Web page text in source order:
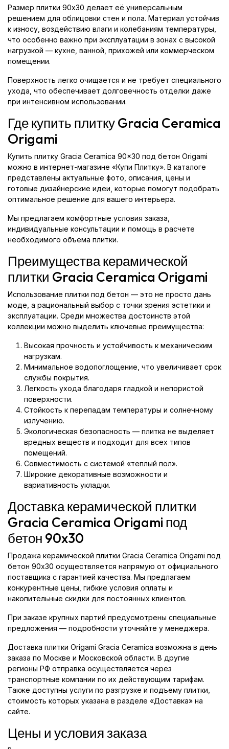
Размер плитки 90x30 делает её универсальным
решением для облицовки стен и пола. Материал устойчив
к износу, воздействию влаги и колебаниям температуры,
что особенно важно при эксплуатации в зонах с высокой
нагрузкой — кухне, ванной, прихожей или коммерческом
помещении.
Поверхность легко очищается и не требует специального
ухода, что обеспечивает долговечность отделки даже
при интенсивном использовании.
Где купить плитку Gracia Ceramica
Origami
Купить плитку Gracia Ceramica 90x30 под бетон Origami
можно в интернет-магазине «Купи Плитку». В каталоге
представлены актуальные фото, описания, цены и
готовые дизайнерские идеи, которые помогут подобрать
оптимальное решение для вашего интерьера.
Мы предлагаем комфортные условия заказа,
индивидуальные консультации и помощь в расчете
необходимого объема плитки.
Преимущества керамической
плитки Gracia Ceramica Origami
Использование плитки под бетон — это не просто дань
моде, а рациональный выбор с точки зрения эстетики и
эксплуатации. Среди множества достоинств этой
коллекции можно выделить ключевые преимущества:
Высокая прочность и устойчивость к механическим
нагрузкам.
Минимальное водопоглощение, что увеличивает срок
службы покрытия.
Легкость ухода благодаря гладкой и непористой
поверхности.
Стойкость к перепадам температуры и солнечному
излучению.
Экологическая безопасность — плитка не выделяет
вредных веществ и подходит для всех типов
помещений.
Совместимость с системой «теплый пол».
Широкие декоративные возможности и
вариативность укладки.
Доставка керамической плитки
Gracia Ceramica Origami под
бетон 90x30
Продажа керамической плитки Gracia Ceramica Origami под
бетон 90x30 осуществляется напрямую от официального
поставщика с гарантией качества. Мы предлагаем
конкурентные цены, гибкие условия оплаты и
накопительные скидки для постоянных клиентов.
При заказе крупных партий предусмотрены специальные
предложения — подробности уточняйте у менеджера.
Доставка плитки Origami Gracia Ceramica возможна в день
заказа по Москве и Московской области. В другие
регионы РФ отправка осуществляется через
транспортные компании по их действующим тарифам.
Также доступны услуги по разгрузке и подъему плитки,
стоимость которых указана в разделе «Доставка» на
сайте.
Цены и условия заказа